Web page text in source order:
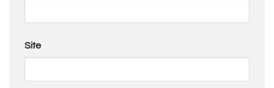
Site